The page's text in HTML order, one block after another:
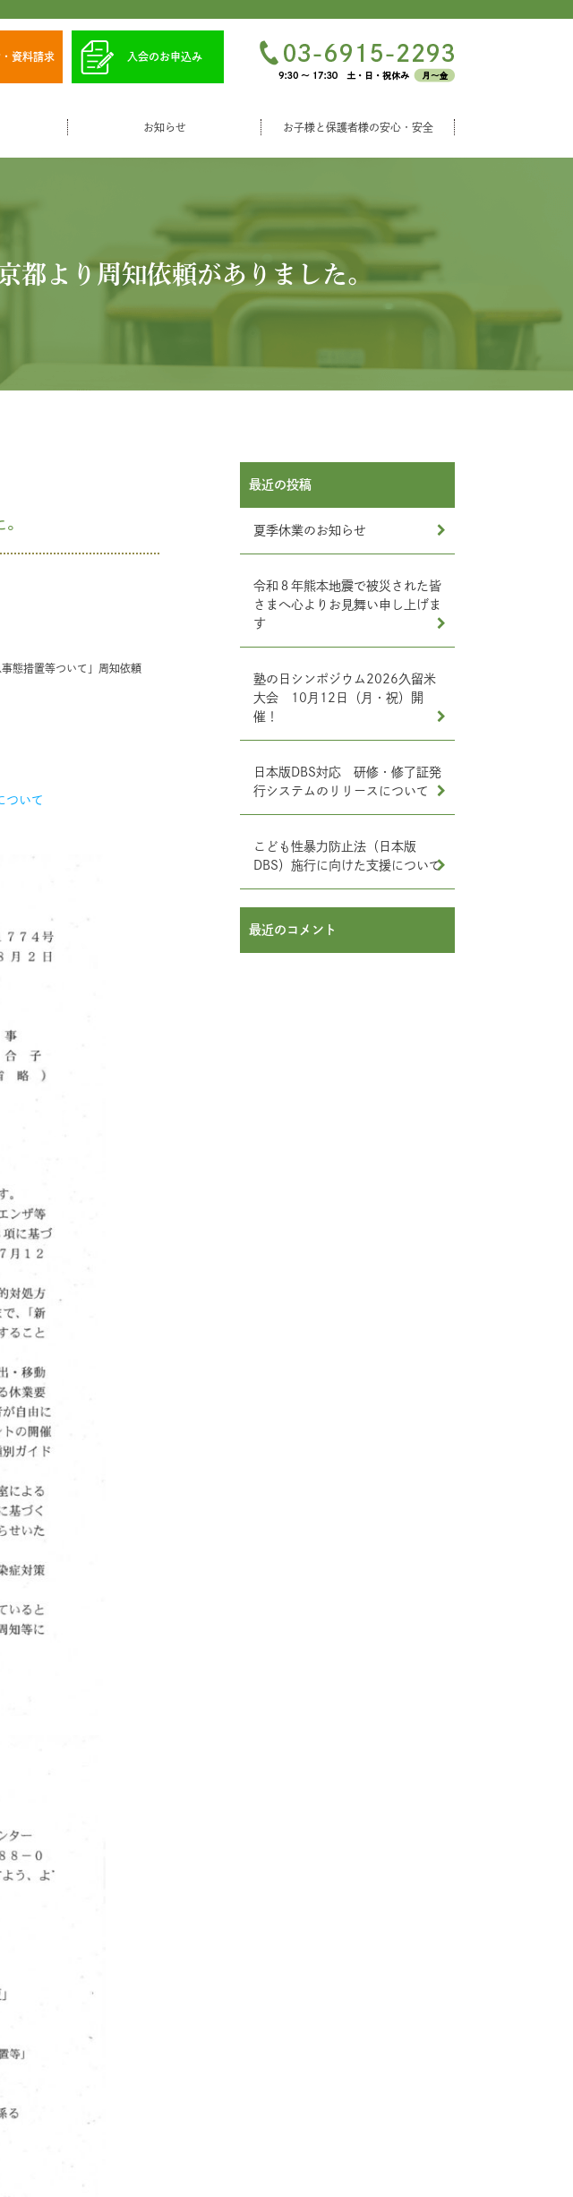
資料請求 入会のお申込み
お知らせ お子様と保護者様の安心・安全
都より周知依頼がありました。
態措置等ついて」周知依頼
ついて
最近の投稿
夏季休業のお知らせ
令和８年熊本地震で被災された皆
さまへ心よりお見舞い申し上げま
す
塾の日シンポジウム2026久留米
大会 10月12日（月・祝）開
催！
日本版DBS対応 研修・修了証発
行システムのリリースについて
こども性暴力防止法（日本版
DBS）施行に向けた支援について
最近のコメント